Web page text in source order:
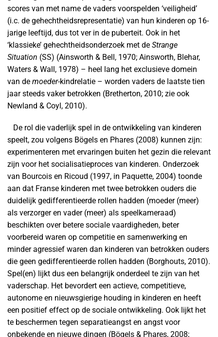
scores van met name de vaders voorspelden ‘veiligheid’
(i.c. de gehechtheidsrepresentatie) van hun kinderen op 16-
jarige leeftijd, dus tot ver in de puberteit. Ook in het
‘klassieke’ gehechtheidsonderzoek met de Strange
Situation (SS) (Ainsworth & Bell, 1970; Ainsworth, Blehar,
Waters & Wall, 1978) – heel lang het exclusieve domein
van de moeder-kindrelatie – worden vaders de laatste tien
jaar steeds vaker betrokken (Bretherton, 2010; zie ook
Newland & Coyl, 2010).
De rol die vaderlijk spel in de ontwikkeling van kinderen
speelt, zou volgens Bögels en Phares (2008) kunnen zijn:
experimenteren met ervaringen buiten het gezin die relevant
zijn voor het socialisatieproces van kinderen. Onderzoek
van Bourcois en Ricoud (1997, in Paquette, 2004) toonde
aan dat Franse kinderen met twee betrokken ouders die
duidelijk gedifferentieerde rollen hadden (moeder (meer)
als verzorger en vader (meer) als speelkameraad)
beschikten over betere sociale vaardigheden, beter
voorbereid waren op competitie en samenwerking en
minder agressief waren dan kinderen van betrokken ouders
die geen gedifferentieerde rollen hadden (Borghouts, 2010).
Spel(en) lijkt dus een belangrijk onderdeel te zijn van het
vaderschap. Het bevordert een actieve, competitieve,
autonome en nieuwsgierige houding in kinderen en heeft
een positief effect op de sociale ontwikkeling. Ook lijkt het
te beschermen tegen separatieangst en angst voor
onbekende en nieuwe dingen (Bögels & Phares, 2008;